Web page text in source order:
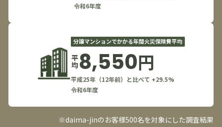
令和6年度
分譲マンションでかかる年間火災保険費平均
平均8,550円
平成25年（12年前）と比べて +29.5%
令和6年度
※daima-jinのお客様500名を対象にした調査結果